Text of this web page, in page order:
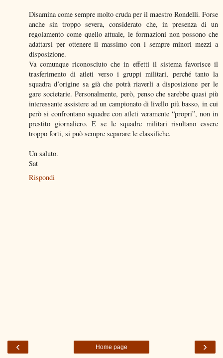
Disamina come sempre molto cruda per il maestro Rondelli. Forse
anche sin troppo severa, considerato che, in presenza di un
regolamento come quello attuale, le formazioni non possono che
adattarsi per ottenere il massimo con i sempre minori mezzi a
disposizione.
Va comunque riconosciuto che in effetti il sistema favorisce il
trasferimento di atleti verso i gruppi militari, perché tanto la
squadra d’origine sa già che potrà riaverli a disposizione per le
gare societarie. Personalmente, però, penso che sarebbe quasi più
interessante assistere ad un campionato di livello più basso, in cui
però si confrontano squadre con atleti veramente “propri”, non in
prestito giornaliero. E se le squadre militari risultano essere
troppo forti, si può sempre separare le classifiche.
Un saluto.
Sat
Rispondi
‹ ›
Home page